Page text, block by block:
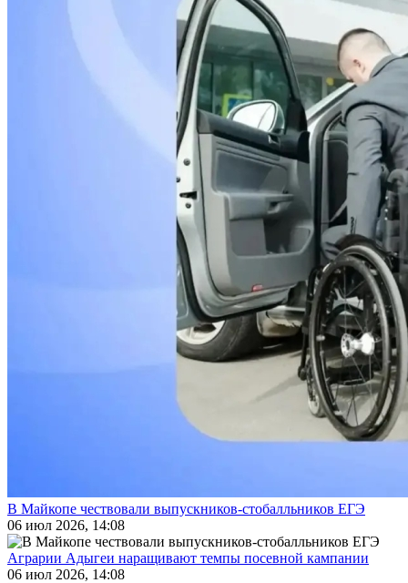
В Майкопе чествовали выпускников-стобалльников ЕГЭ
06 июл 2026, 14:08
Аграрии Адыгеи наращивают темпы посевной кампании
06 июл 2026, 14:08